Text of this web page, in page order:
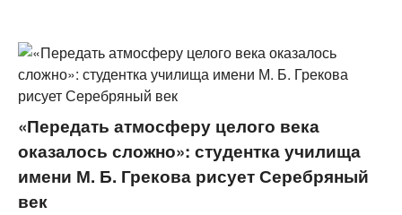
«Передать атмосферу целого века
оказалось сложно»: студентка училища
имени М. Б. Грекова рисует Серебряный
век